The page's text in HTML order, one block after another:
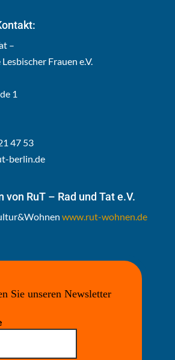
–
Frauen e.V.
1
47 53
berlin.de
von RuT – Rad und Tat e.V.
www.rut-wohnen.de
Sie unseren Newsletter